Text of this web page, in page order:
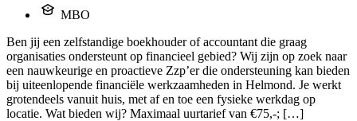
MBO
Ben jij een zelfstandige boekhouder of accountant die graag
organisaties ondersteunt op financieel gebied? Wij zijn op zoek naar
een nauwkeurige en proactieve Zzp’er die ondersteuning kan bieden
bij uiteenlopende financiële werkzaamheden in Helmond. Je werkt
grotendeels vanuit huis, met af en toe een fysieke werkdag op
locatie. Wat bieden wij? Maximaal uurtarief van €75,-; […]